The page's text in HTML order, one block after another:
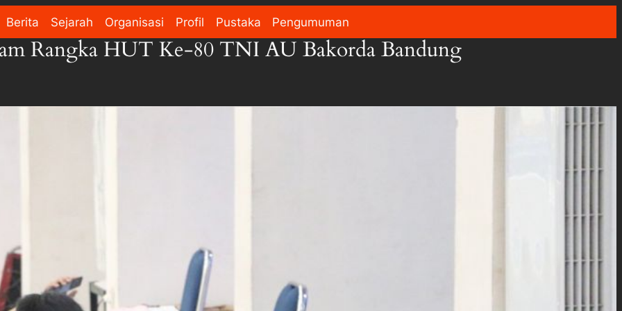
Berita Sejarah Organisasi Profil Pustaka Pengumuman
Rangka HUT Ke-80 TNI AU Bakorda Bandung